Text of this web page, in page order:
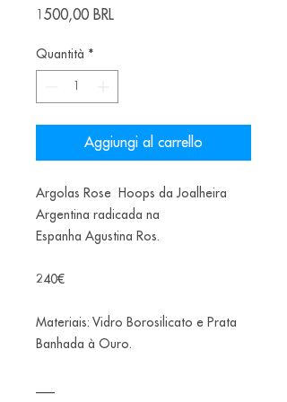
1500,00 BRL
Quantità *
Aggiungi al carrello
Argolas Rose Hoops da Joalheira
Argentina radicada na
Espanha Agustina Ros.
240€
Materiais: Vidro Borosilicato e Prata
Banhada à Ouro.